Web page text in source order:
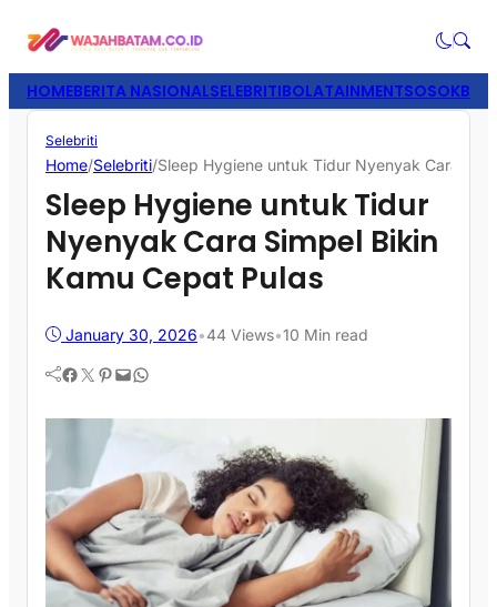
HOMEBERITA NASIONALSELEBRITIBOLATAINMENTSOSOK
Selebriti
Home/Selebriti/Sleep Hygiene untuk Tidur Nyenyak Cara
Sleep Hygiene untuk Tidur
Nyenyak Cara Simpel Bikin
Kamu Cepat Pulas
January 30, 2026•44 Views•10 Min read
Facebook Twitter Pinterest Mail WhatsApp